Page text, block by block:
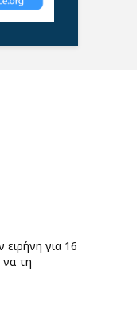
για 16
τη